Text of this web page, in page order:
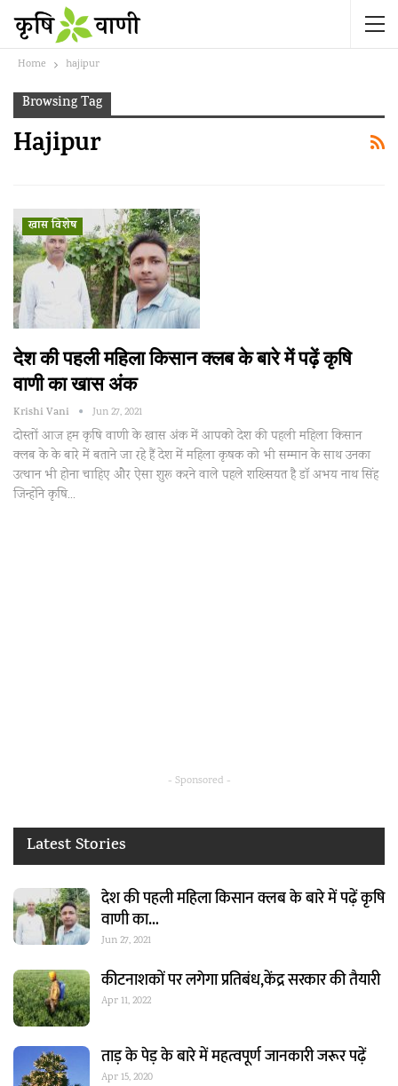
Home hajipur
Browsing Tag
Hajipur
खास विशेष
देश की पहली महिला किसान क्लब के बारे में पढ़ें कृषि
वाणी का खास अंक
Krishi Vani Jun 27, 2021
दोस्तों आज हम कृषि वाणी के खास अंक में आपको देश की पहली महिला किसान
क्लब के के बारे में बताने जा रहे हैं देश में महिला कृषक को भी सम्मान के साथ उनका
उत्थान भी होना चाहिए और ऐसा शुरू करने वाले पहले शख्सियत है डॉ अभय नाथ सिंह
जिन्होंने कृषि…
- Sponsored -
Latest Stories
देश की पहली महिला किसान क्लब के बारे में पढ़ें कृषि
वाणी का…
Jun 27, 2021
कीटनाशकों पर लगेगा प्रतिबंध,केंद्र सरकार की तैयारी
Apr 11, 2022
ताड़ के पेड़ के बारे में महत्वपूर्ण जानकारी जरूर पढ़ें
Apr 15, 2020